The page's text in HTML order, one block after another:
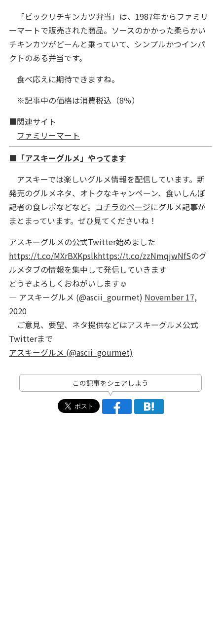
「ビックリチキンカツ弁当」は、1987年からファミリ
ーマートで販売された商品。ソースのかかった柔らかい
チキンカツがどーんと乗っていて、シンプルかつインパ
クトのある弁当です。
食べ応えに期待できますね。
※記事中の価格は消費税込（8％）
■関連サイト
ファミリーマート
■「アスキーグルメ」やってます
アスキーでは楽しいグルメ情報を配信しています。新
発売のグルメネタ、オトクなキャンペーン、食いしんぼ
記者の食レポなどなど。 コチラのページにグルメ記事が
まとまっています。ぜひ見てくださいね！
アスキーグルメの公式Twitter始めました
https://t.co/MXrBXKpslkhttps://t.co/zzNmqjwNfSのグ
ルメタブの情報を集中して発信していきます
どうぞよろしくおねがいします☺️
— アスキーグルメ (@ascii_gourmet) November 17,
2020
ご意見、要望、ネタ提供などはアスキーグルメ公式
Twitterまで
アスキーグルメ (@ascii_gourmet)
この記事をシェアしよう